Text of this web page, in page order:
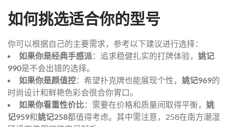
如何挑选适合你的型号
你可以根据自己的主要需求，参考以下建议进行选择：
如果你是经典手感派：追求稳健扎实的打牌体验， 姚记
990是不会出错的选择。
如果你是颜值控：希望扑克牌也能展现个性， 姚记969的
时尚设计和鲜艳色彩会很合你胃口。
如果你看重性价比：需要在价格和质量间取得平衡， 姚
记959和姚记258都值得考虑。其中需注意，258在南方潮湿